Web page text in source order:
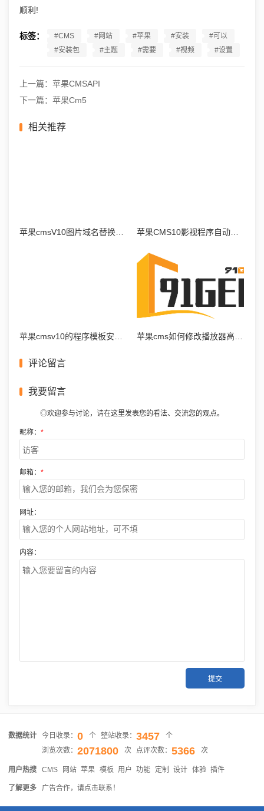
顺利!
标签： #CMS #网站 #苹果 #安装
#可以
#安装包
#主题 #需要 #视频 #设置
上一篇：苹果CMSAPI
下一篇：苹果Cm5
相关推荐
苹果CMS10影视程序自动采集教程
苹果cms如何修改播放器高度设置教程
评论留言
我要留言
◎欢迎参与讨论，请在这里发表您的看法、交流您的观点。
昵称：*
邮箱：*
网址：
内容：
数据统计 今日收录：0 个 整站收录： 3457
个
浏览次数：2071800 次 点评次数： 5366 次
用户热搜 CMS 网站 苹果 模板 用户 功能 定制 设计 体验 插件
了解更多 广告合作，请点击联系！